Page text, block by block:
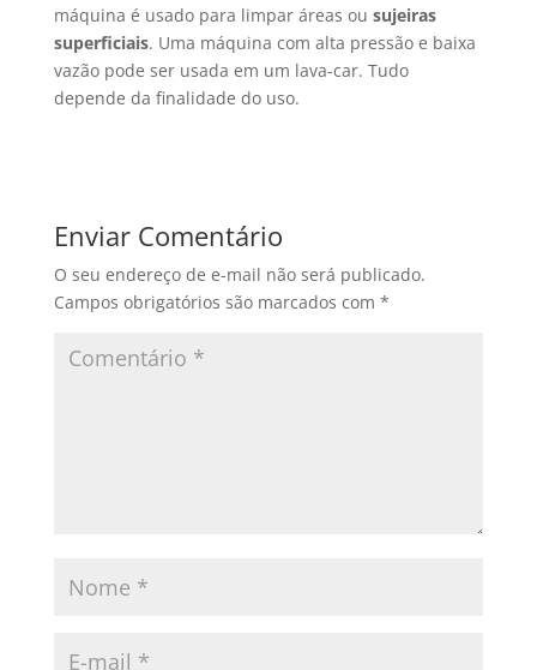
máquina é usado para limpar áreas ou sujeiras
superficiais. Uma máquina com alta pressão e baixa
vazão pode ser usada em um lava-car. Tudo
depende da finalidade do uso.
Enviar Comentário
O seu endereço de e-mail não será publicado.
Campos obrigatórios são marcados com *